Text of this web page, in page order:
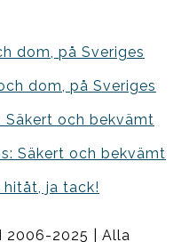
dom, på Sveriges
dom, på Sveriges
Säkert och bekvämt
Säkert och bekvämt
hitåt, ja tack!
2006-2025 | Alla